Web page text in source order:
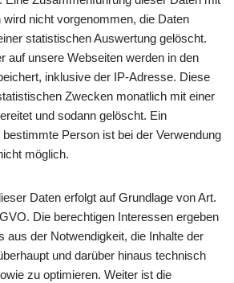
wird nicht vorgenommen, die Daten
statistischen Auswertung gelöscht.
auf unsere Webseiten werden in den
inklusive der IP-Adresse. Diese
Zwecken monatlich mit einer
und sodann gelöscht. Ein
Person ist bei der Verwendung
möglich.
Daten erfolgt auf Grundlage von Art.
Die berechtigen Interessen ergeben
aus der Notwendigkeit, die Inhalte der
und darüber hinaus technisch
zu optimieren. Weiter ist die